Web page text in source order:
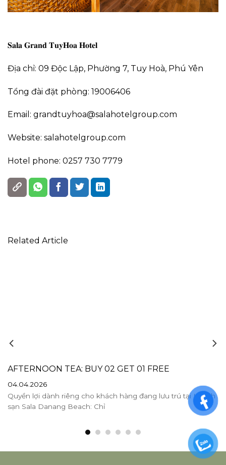
𝐒𝐚𝐥𝐚 𝐆𝐫𝐚𝐧𝐝 𝐓𝐮𝐲𝐇𝐨𝐚 𝐇𝐨𝐭𝐞𝐥
Địa chỉ: 09 Độc Lập, Phường 7, Tuy Hoà, Phú Yên
Tổng đài đặt phòng: 19006406
Email: grandtuyhoa@salahotelgroup.com
Website: salahotelgroup.com
Hotel phone: 0257 730 7779
Related Article
AFTERNOON TEA: BUY 02 GET 01 FREE
04.04.2026
Quyền lợi dành riêng cho khách hàng đang lưu trú tại Khách
sạn Sala Danang Beach: Chỉ